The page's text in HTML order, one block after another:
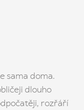
sama doma.
dlouho
rozřáří